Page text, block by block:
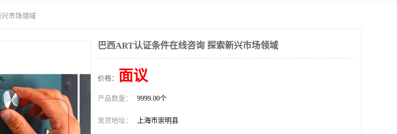
市场领域
巴西ART认证条件在线咨询 探索新兴市场领域
价格： 面议
产品数量： 9999.00个
发货地址： 上海市崇明县